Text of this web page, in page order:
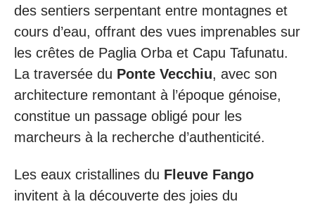
des sentiers serpentant entre montagnes et
cours d’eau, offrant des vues imprenables sur
les crêtes de Paglia Orba et Capu Tafunatu.
La traversée du Ponte Vecchiu, avec son
architecture remontant à l’époque génoise,
constitue un passage obligé pour les
marcheurs à la recherche d’authenticité.
Les eaux cristallines du Fleuve Fango
invitent à la découverte des joies du